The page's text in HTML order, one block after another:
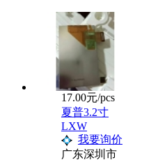
17.00元/pcs
夏普3.2寸
LXW
我要询价
广东深圳市